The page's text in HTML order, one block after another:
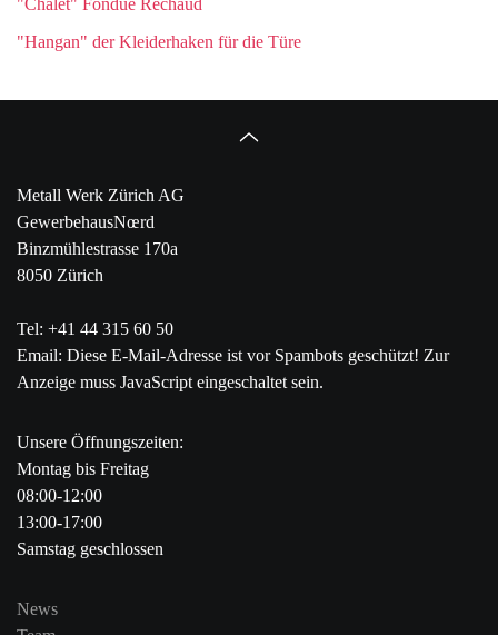
"Chalet" Fondue Rechaud
"Hangan" der Kleiderhaken für die Türe
Metall Werk Zürich AG
GewerbehausNœrd
Binzmühlestrasse 170a
8050 Zürich
Tel: +41 44 315 60 50
Email: Diese E-Mail-Adresse ist vor Spambots geschützt! Zur
Anzeige muss JavaScript eingeschaltet sein.
Unsere Öffnungszeiten:
Montag bis Freitag
08:00-12:00
13:00-17:00
Samstag geschlossen
News